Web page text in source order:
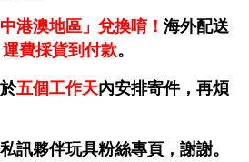
港澳地區」兌換唷！ 海外配送
費採貨到付款。
五個工作天內安排寄件，再煩
訊夥伴玩具粉絲專頁，謝謝。